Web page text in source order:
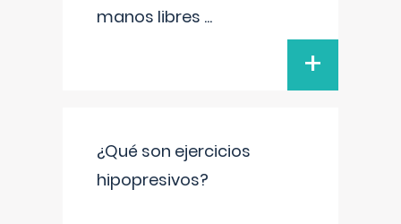
manos libres ...
+
¿Qué son ejercicios
hipopresivos?